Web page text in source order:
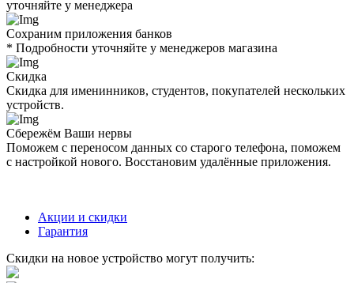
уточняйте у менеджера
Сохраним приложения банков
* Подробности уточняйте у менеджеров магазина
Скидка
Скидка для именинников, студентов, покупателей нескольких
устройств.
Сбережём Ваши нервы
Поможем с переносом данных со старого телефона, поможем
с настройкой нового. Восстановим удалённые приложения.
Акции и скидки
Гарантия
Скидки на новое устройство могут получить: